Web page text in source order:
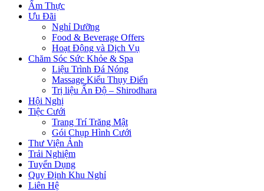
Ẩm Thực
Ưu Đãi
Nghỉ Dưỡng
Food & Beverage Offers
Hoạt Động và Dịch Vụ
Chăm Sóc Sức Khỏe & Spa
Liệu Trình Đá Nóng
Massage Kiểu Thụy Điển
Trị liệu Ấn Độ – Shirodhara
Hội Nghị
Tiệc Cưới
Trang Trí Trăng Mật
Gói Chụp Hình Cưới
Thư Viện Ảnh
Trải Nghiệm
Tuyển Dụng
Quy Định Khu Nghỉ
Liên Hệ